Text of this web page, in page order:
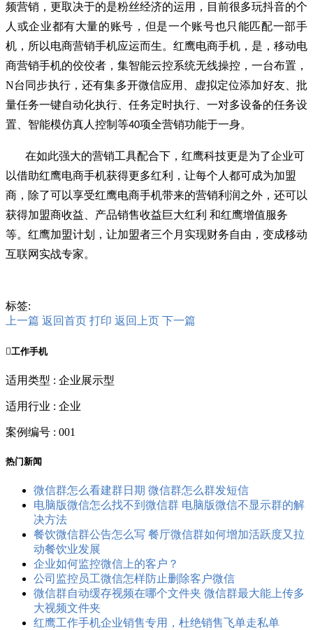
频营销，更取决于的是粉丝经济的运用，目前很多玩抖音的个
人或企业都有大量的账号，但是一个账号也只能匹配一部手
机，所以电商营销手机应运而生。红鹰电商手机，是，移动电
商营销手机的佼佼者，集智能云控系统无线操控，一台布置，
N台同步执行，还有集多开微信应用、虚拟定位添加好友、批
量任务一键自动化执行、任务定时执行、一对多设备的任务设
置、智能模仿真人控制等40项全营销功能于一身。
在如此强大的营销工具配合下，红鹰科技更是为了企业可
以借助红鹰电商手机获得更多红利，让每个人都可成为加盟
商，除了可以享受红鹰电商手机带来的营销利润之外，还可以
获得加盟商收益、产品销售收益巨大红利 和红鹰增值服务
等。红鹰加盟计划，让加盟者三个月实现财务自由，变成移动
互联网实战专家。
标签:
上一篇 返回首页 打印 返回上页 下一篇
工作手机
适用类型 : 企业展示型
适用行业 : 企业
案例编号 : 001
热门新闻
微信群怎么看建群日期 微信群怎么群发短信
电脑版微信怎么找不到微信群 电脑版微信不显示群的解
决方法
餐饮微信群公告怎么写 餐厅微信群如何增加活跃度又拉
动餐饮业发展
企业如何监控微信上的客户？
公司监控员工​微信怎样防止删除客户微信
微信群自动缓存视频在哪个文件夹 微信群最大能上传多
大视频文件夹
红鹰工作手机企业销售专用，杜绝销售飞单走私单